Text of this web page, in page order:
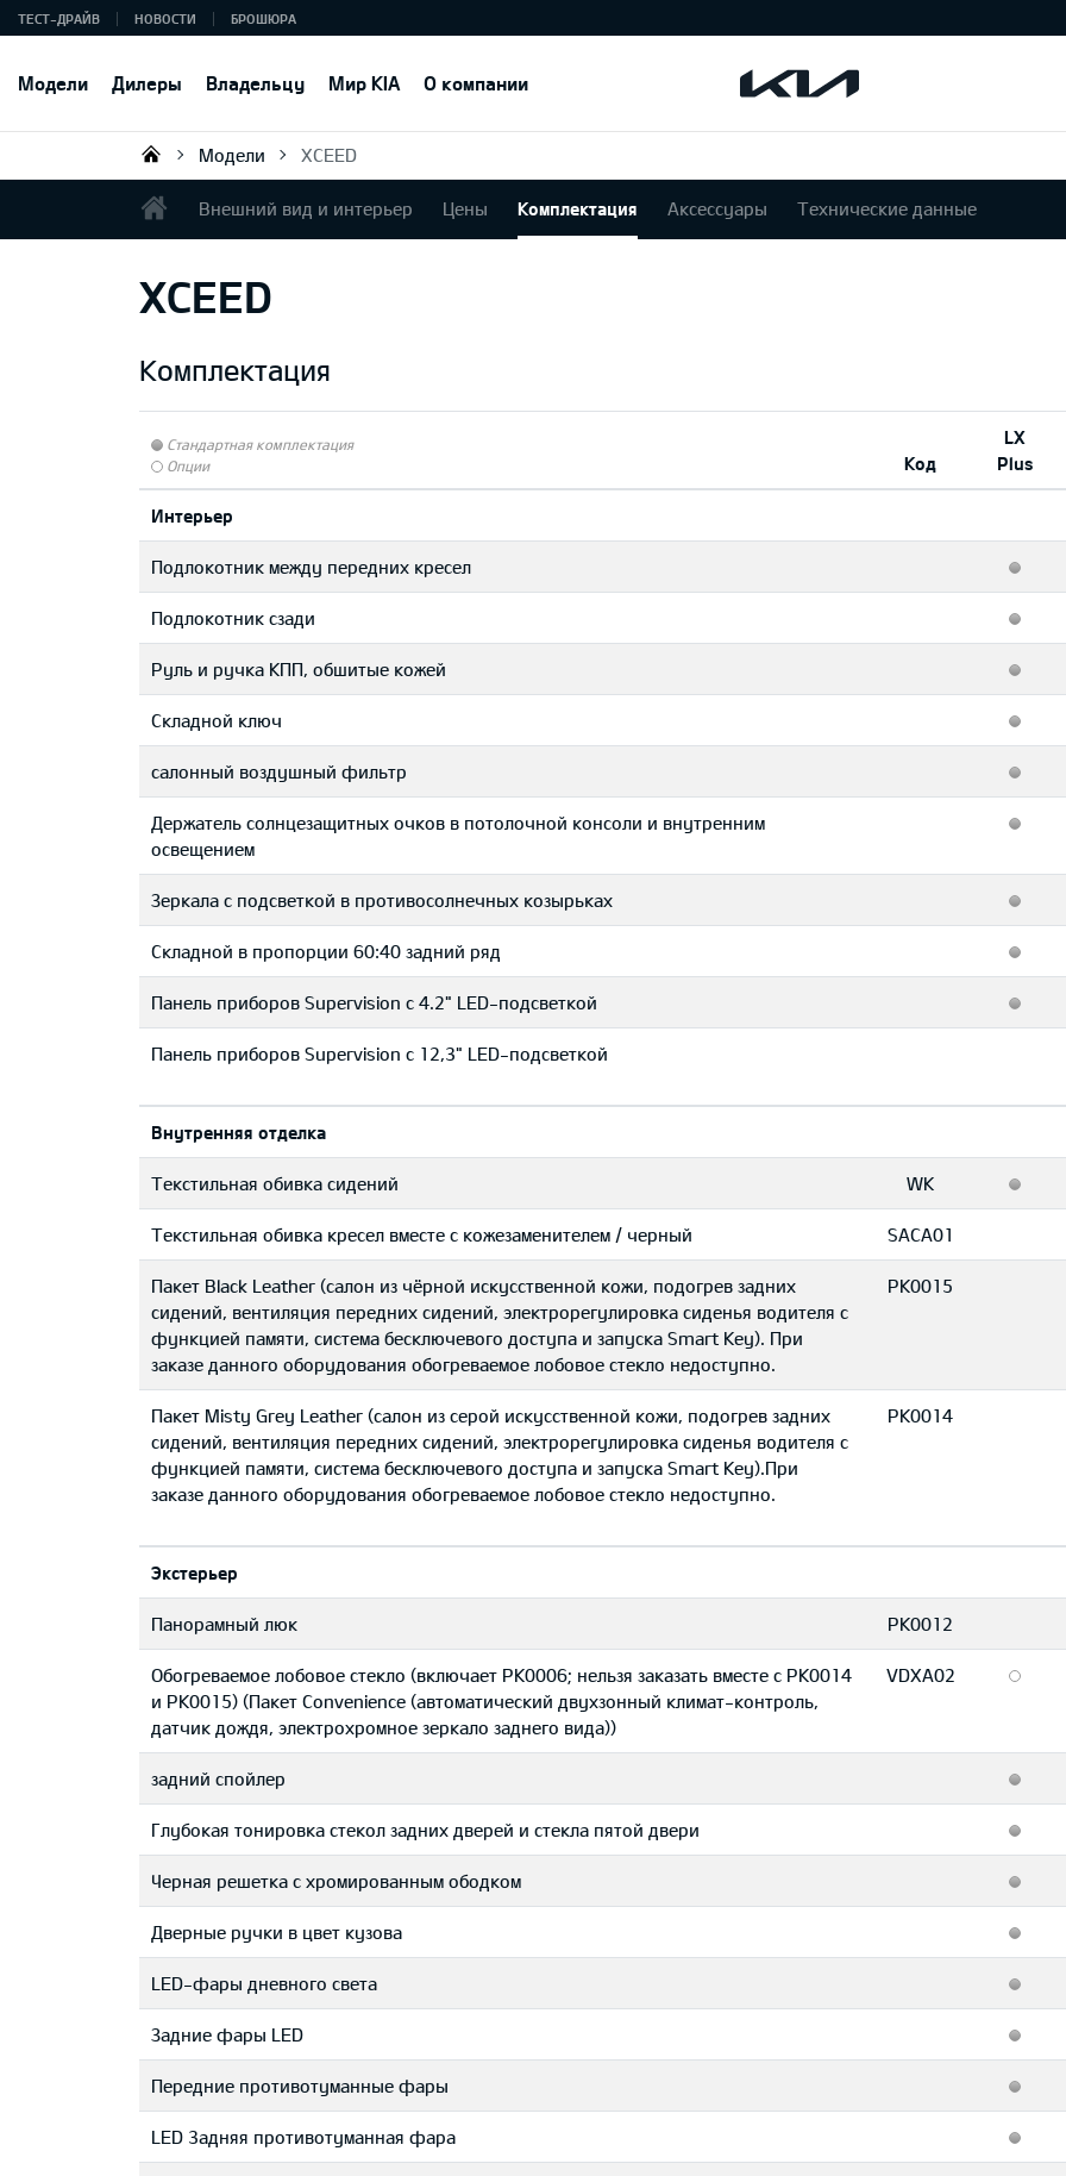
Модели Дилеры Владельцу Мир KIA О компании
ТЕСТ-ДРАЙВ НОВОСТИ БРОШЮРА
KIA AUTO AS
Модели XCEED
Внешний вид и интерьер Цены Комплектация Аксессуары Технические данные
XCEED
Комплектация
Стандартная комплектация
Опции
Код
LX
Plus
Интерьер
Подлокотник между передних кресел
Подлокотник сзади
Руль и ручка КПП, обшитые кожей
Складной ключ
салонный воздушный фильтр
Держатель солнцезащитных очков в потолочной консоли и внутренним
освещением
Зеркала с подсветкой в противосолнечных козырьках
Складной в пропорции 60:40 задний ряд
Панель приборов Supervision c 4.2" LED-подсветкой
Панель приборов Supervision c 12,3" LED-подсветкой
Bнутренняя отделка
Текстильная обивка сидений WK
Текстильная обивка кресел вместе с кожезаменителем / черный SACA01
Пакет Black Leather (салон из чёрной искусственной кожи, подогрев задних
сидений, вентиляция передних сидений, электрорегулировка сиденья водителя с
функцией памяти, система бесключевого доступа и запуска Smart Key). При
заказе данного оборудования обогреваемое лобовое стекло недоступно.
PK0015
Пакет Misty Grey Leather (салон из серой искусственной кожи, подогрев задних
сидений, вентиляция передних сидений, электрорегулировка сиденья водителя с
функцией памяти, система бесключевого доступа и запуска Smart Key).При
заказе данного оборудования обогреваемое лобовое стекло недоступно.
PK0014
Экстерьер
Панорамный люк PK0012
Обогреваемое лобовое стекло (включает PK0006; нельзя заказать вместе с PK0014
и PK0015) (Пакет Convenience (автоматический двухзонный климат-контроль,
датчик дождя, электрохромное зеркало заднего вида))
VDXA02
задний спойлер
Глубокая тонировка стекол задних дверей и стекла пятой двери
Черная решетка с хромированным ободком
Дверные ручки в цвет кузова
LED-фары дневного света
Задние фары LED
Передние противотуманные фары
LED 3адняя противотуманная фара